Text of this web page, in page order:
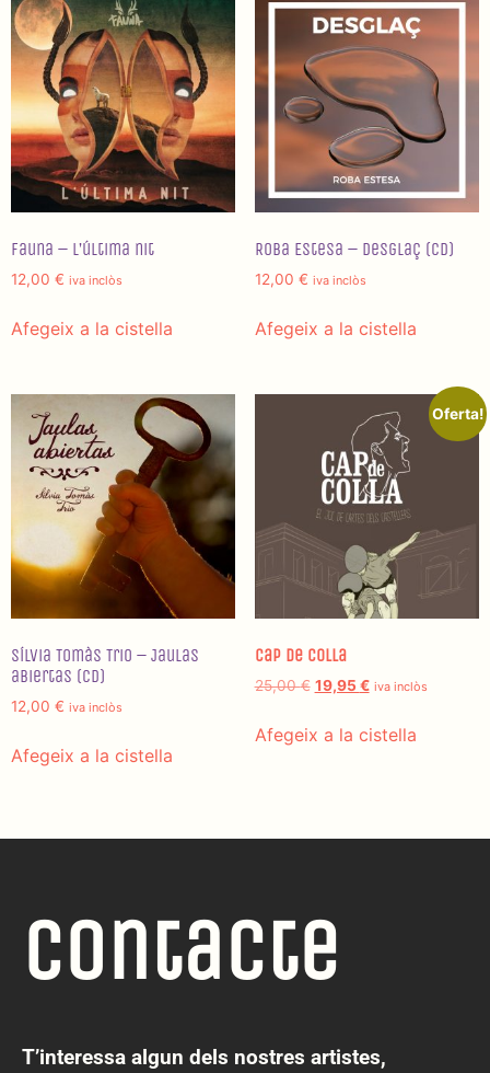
Fauna – L’última nit
12,00 € iva inclòs
Afegeix a la cistella
Roba Estesa – Desglaç (CD)
12,00 € iva inclòs
Afegeix a la cistella
Sílvia Tomàs Trio – Jaulas
abiertas (CD)
12,00 € iva inclòs
Afegeix a la cistella
Oferta!
Cap de Colla
25,00€ 19,95 € iva inclòs
Afegeix a la cistella
Contacte
T’interessa algun dels nostres artistes,